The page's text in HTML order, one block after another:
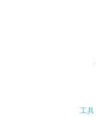
工具